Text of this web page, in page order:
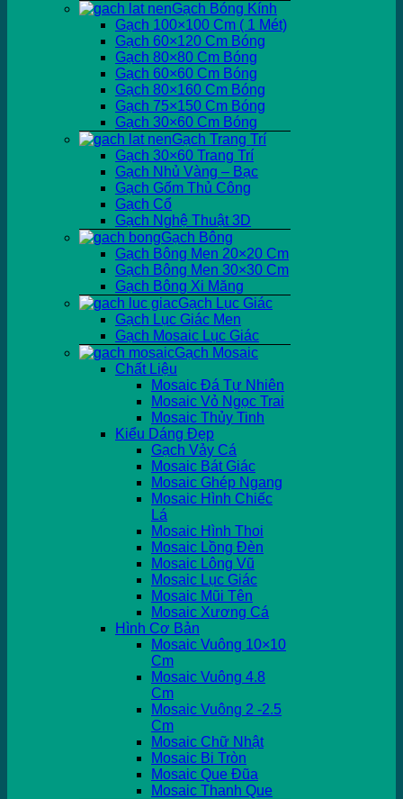
Gạch Bóng Kính
Gạch 100×100 Cm ( 1 Mét)
Gạch 60×120 Cm Bóng
Gạch 80×80 Cm Bóng
Gạch 60×60 Cm Bóng
Gạch 80×160 Cm Bóng
Gạch 75×150 Cm Bóng
Gạch 30×60 Cm Bóng
Gạch Trang Trí
Gạch 30×60 Trang Trí
Gạch Nhủ Vàng – Bạc
Gạch Gốm Thủ Công
Gạch Cổ
Gạch Nghệ Thuật 3D
Gạch Bông
Gạch Bông Men 20×20 Cm
Gạch Bông Men 30×30 Cm
Gạch Bông Xi Măng
Gạch Lục Giác
Gạch Lục Giác Men
Gạch Mosaic Lục Giác
Gạch Mosaic
Chất Liệu
Mosaic Đá Tự Nhiên
Mosaic Vỏ Ngọc Trai
Mosaic Thủy Tinh
Kiểu Dáng Đẹp
Gạch Vảy Cá
Mosaic Bát Giác
Mosaic Ghép Ngang
Mosaic Hình Chiếc
Lá
Mosaic Hình Thoi
Mosaic Lồng Đèn
Mosaic Lông Vũ
Mosaic Lục Giác
Mosaic Mũi Tên
Mosaic Xương Cá
Hình Cơ Bản
Mosaic Vuông 10×10
Cm
Mosaic Vuông 4.8
Cm
Mosaic Vuông 2 -2.5
Cm
Mosaic Chữ Nhật
Mosaic Bi Tròn
Mosaic Que Đũa
Mosaic Thanh Que